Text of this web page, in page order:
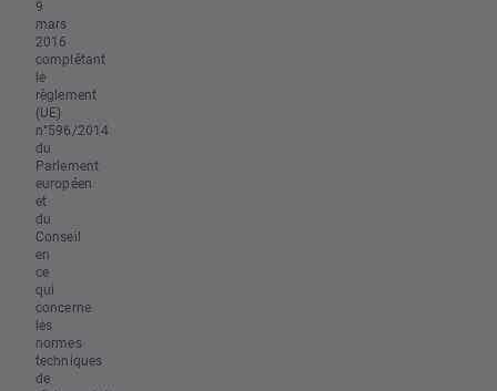
9
mars
2016
complétant
le
règlement
(UE)
n°596/2014
du
Parlement
européen
et
du
Conseil
en
ce
qui
concerne
les
normes
techniques
de